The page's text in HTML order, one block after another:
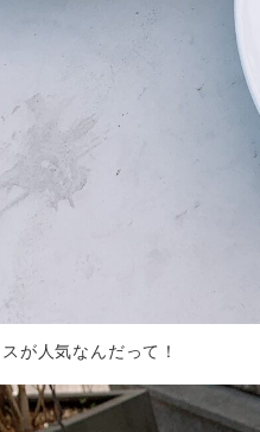
が人気なんだって！